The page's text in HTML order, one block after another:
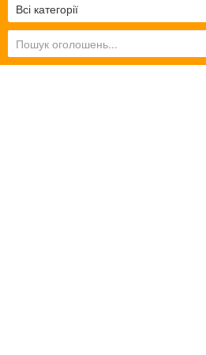
Всі категорії